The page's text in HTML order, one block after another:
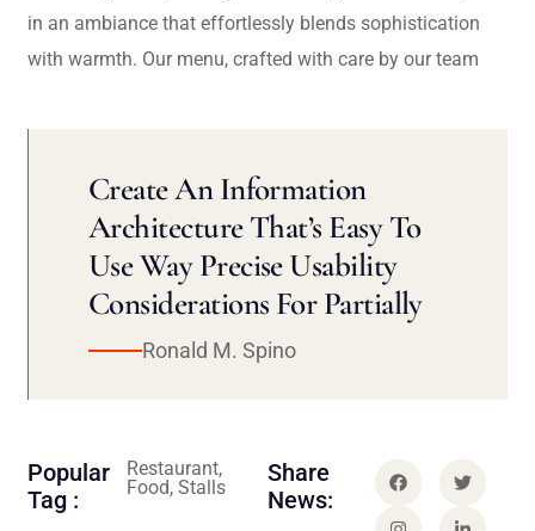
in an ambiance that effortlessly blends sophistication
with warmth. Our menu, crafted with care by our team
Create An Information
Architecture That’s Easy To
Use Way Precise Usability
Considerations For Partially
Ronald M. Spino
Popular
Tag :
Restaurant,
Food, Stalls
Share
News: